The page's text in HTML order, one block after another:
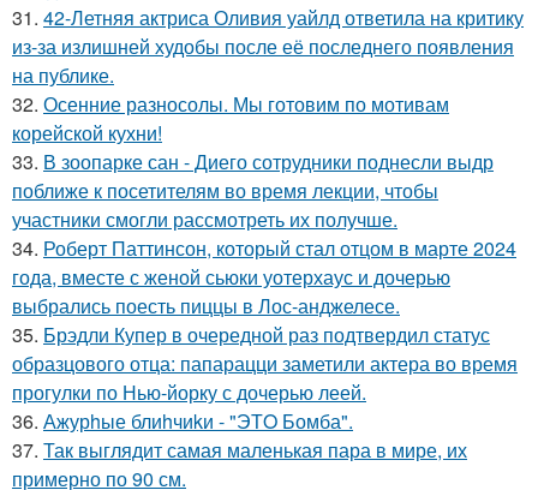
31. 42-Летняя актриса Оливия уайлд ответила на критику
из-за излишней худобы после её последнего появления
на публике.
32. Осенние разносолы. Мы готовим по мотивам
корейской кухни!
33. В зоопарке сан - Диего сотрудники поднесли выдр
поближе к посетителям во время лекции, чтобы
участники смогли рассмотреть их получше.
34. Роберт Паттинсон, который стал отцом в марте 2024
года, вместе с женой сьюки уотерхаус и дочерью
выбрались поесть пиццы в Лос-анджелесе.
35. Брэдли Купер в очередной раз подтвердил статус
образцового отца: папарацци заметили актера во время
прогулки по Нью-йорку с дочерью леей.
36. Ажурhые блиhчиkи - "ЭТO Бомба".
37. Так выглядит самая маленькая пара в мире, их
примерно по 90 см.